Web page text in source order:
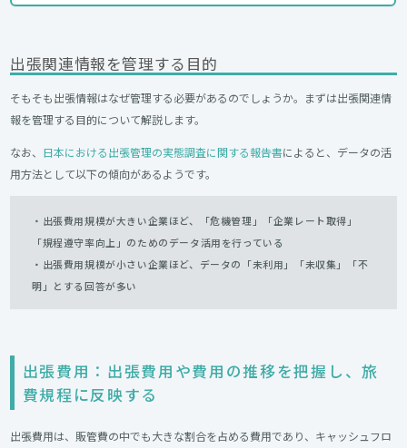
出張関連情報を管理する目的
そもそも出張情報はなぜ管理する必要があるのでしょうか。まずは出張関連情
報を管理する目的について解説します。
なお、 日本における出張管理の実態調査に関する報告書によると、データの活
用方法として以下の傾向があるようです。
・出張費用規模が大きい企業ほど、「危機管理」「企業レート取得」
「規程遵守率向上」のためのデータ活用を行っている
・出張費用規模が小さい企業ほど、データの「未利用」「未収集」「不
明」とする回答が多い
出張費用：出張費用や費用の推移を把握し、旅
費規程に反映する
出張費用は、販管費の中でも大きな割合を占める費用であり、キャッシュフロ